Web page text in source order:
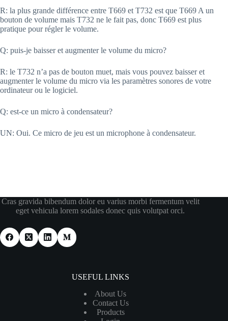
R: la plus grande différence entre T669 et T732 est que T669 A un
bouton de volume mais T732 ne le fait pas, donc T669 est plus
pratique pour régler le volume.
Q: puis-je baisser et augmenter le volume du micro?
R: le T732 n’a pas de bouton muet, mais vous pouvez baisser et
augmenter le volume du micro via les paramètres sonores de votre
ordinateur ou le logiciel.
Q: est-ce un micro à condensateur?
UN: Oui. Ce micro de jeu est un microphone à condensateur.
Cras gravida bibendum dolor eu varius morbi fermentum velit
eget vehicula lorem sodales donec quis volutpat orci.
USEFUL LINKS
About Us
Contact Us
Products